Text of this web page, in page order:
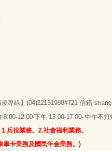
專線】(04)22151988#721 信箱
12:00‧下午 13:00-17:00‧ 中午不
兵役業務。2.社會福利業務。
車卡業務及國民年金業務。)